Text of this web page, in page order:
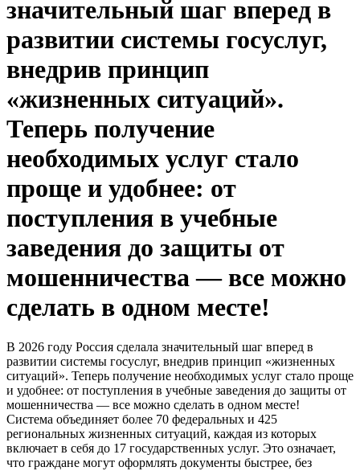
значительный шаг вперед в
развитии системы госуслуг,
внедрив принцип
«жизненных ситуаций».
Теперь получение
необходимых услуг стало
проще и удобнее: от
поступления в учебные
заведения до защиты от
мошенничества — все можно
сделать в одном месте!
В 2026 году Россия сделала значительный шаг вперед в
развитии системы госуслуг, внедрив принцип «жизненных
ситуаций». Теперь получение необходимых услуг стало проще
и удобнее: от поступления в учебные заведения до защиты от
мошенничества — все можно сделать в одном месте!
Система объединяет более 70 федеральных и 425
региональных жизненных ситуаций, каждая из которых
включает в себя до 17 государственных услуг. Это означает,
что граждане могут оформлять документы быстрее, без